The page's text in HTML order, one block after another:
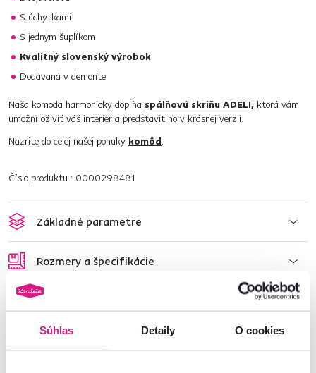
Súhlas Detaily O cookies
S úchytkami
S jedným šuplíkom
Kvalitný slovenský výrobok
Dodávaná v demonte
Naša komoda harmonicky dopĺňa spálňovú skriňu ADELI, ktorá vám
umožní oživiť váš interiér a predstaviť ho v krásnej verzii.
Nazrite do celej našej ponuky komôd.
Číslo produktu : 0000298481
Základné parametre
Rozmery a špecifikácie
Informácie o balení